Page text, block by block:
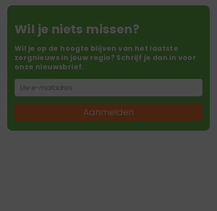
Wil je niets missen?
Wil je op de hoogte blijven van het laatste
zorgnieuws in jouw regio? Schrijf je dan in voor
onze nieuwsbrief.
Aanmelden